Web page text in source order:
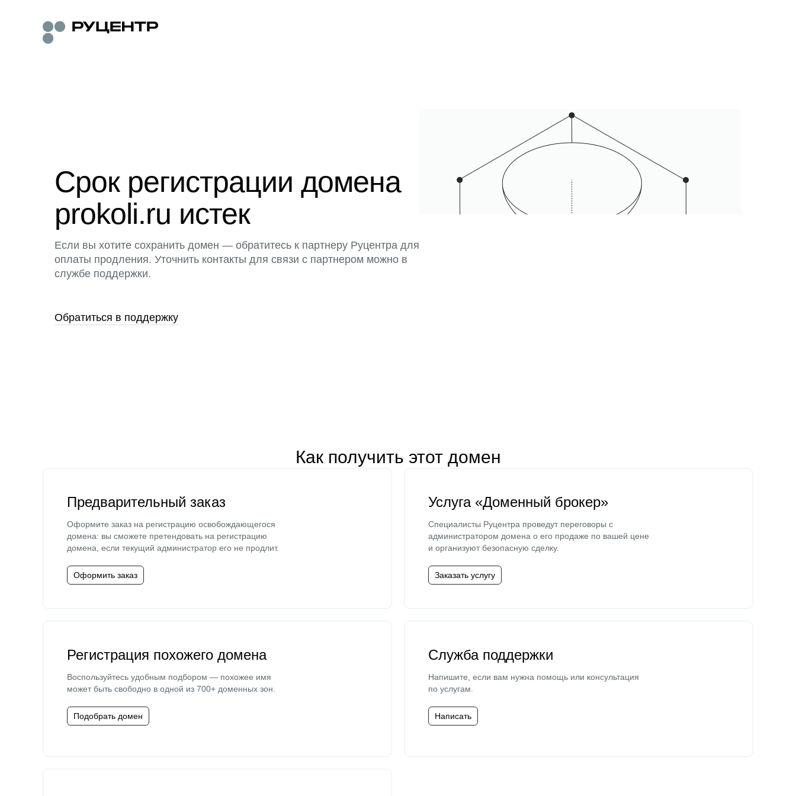
Срок регистрации домена
prokoli.ru истек
Если вы хотите сохранить домен — обратитесь к партнеру Руцентра для
оплаты продления. Уточнить контакты для связи с партнером можно в
службе поддержки.
Обратиться в поддержку
Как получить этот домен
Предварительный заказ
Оформите заказ на регистрацию освобождающегося
домена: вы сможете претендовать на регистрацию
домена, если текущий администратор его не продлит.
Оформить заказ
Услуга «Доменный брокер»
Специалисты Руцентра проведут переговоры с
администратором домена о его продаже по вашей цене
и организуют безопасную сделку.
Заказать услугу
Регистрация похожего домена
Воспользуйтесь удобным подбором — похожее имя
может быть свободно в одной из 700+ доменных зон.
Подобрать домен
Служба поддержки
Напишите, если вам нужна помощь или консультация
по услугам.
Написать